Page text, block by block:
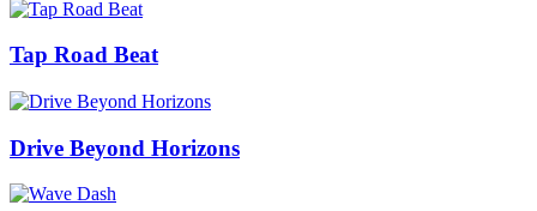
Tap Road Beat
Drive Beyond Horizons